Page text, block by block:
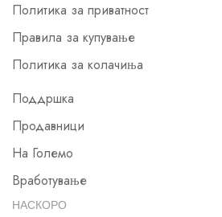
Политика за приватност
Правила за купување
Политика за колачиња
Поддршка
Продавници
На Големо
Вработување
НАСКОРО